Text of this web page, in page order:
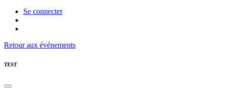
Se connecter
Retour aux événements
TEST